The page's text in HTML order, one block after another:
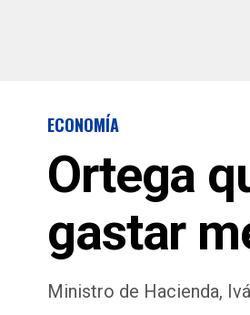
ECONOMÍA
Ortega
gastar
Ministro de Hacienda,